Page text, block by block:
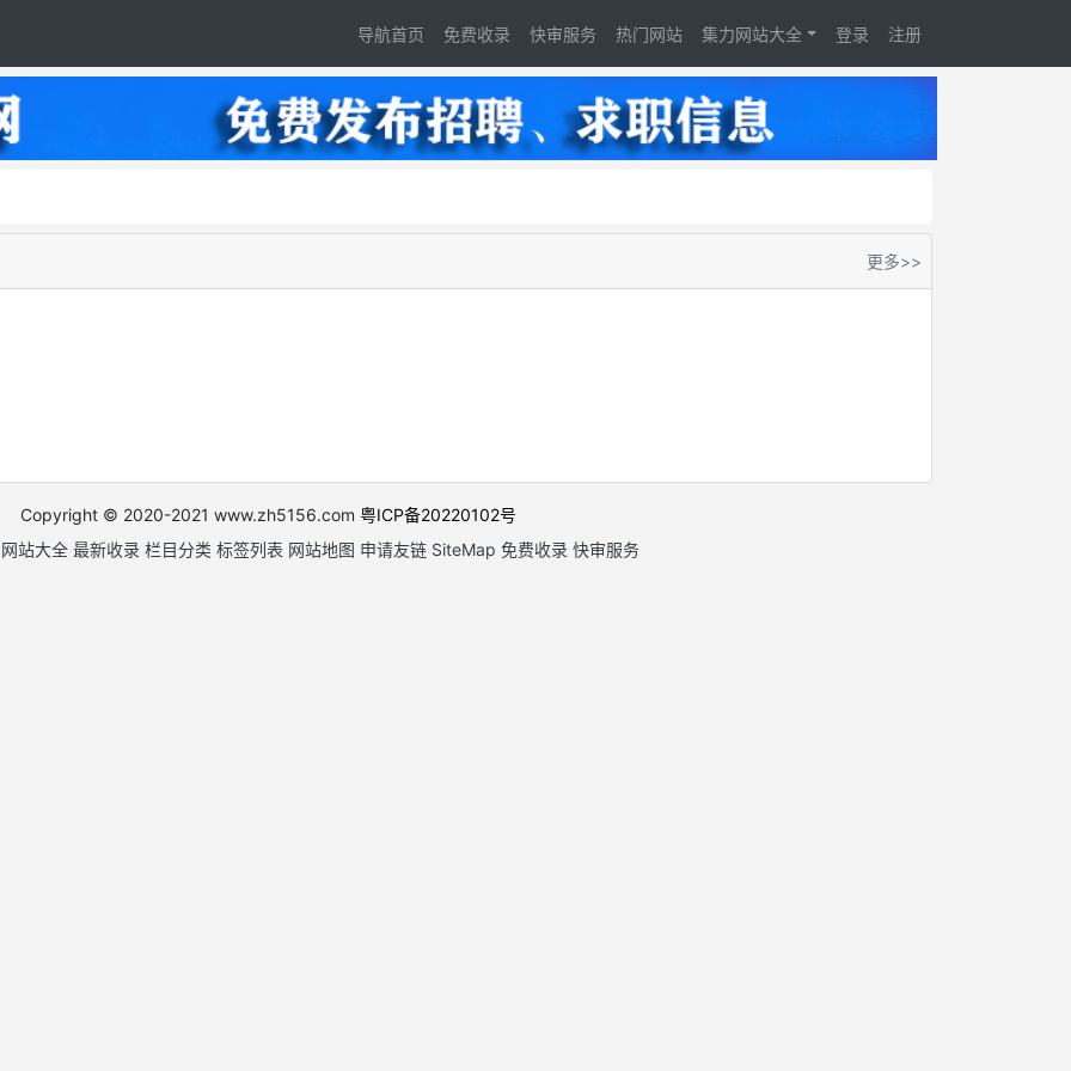
导航首页 免费收录 快审服务 热门网站 集力网站大全 登录 注册
更多>>
Copyright © 2020-2021 www.zh5156.com 粤ICP备20220102号
站大全 最新收录 栏目分类 标签列表 网站地图 申请友链 SiteMap 免费收录 快审服务